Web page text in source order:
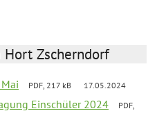
Zscherndorf
PDF, 217 kB 17.05.2024
Einschüler 2024
PDF,